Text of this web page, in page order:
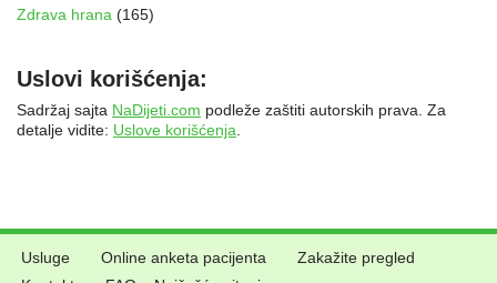
Zdrava hrana (165)
Uslovi korišćenja:
Sadržaj sajta NaDijeti.com podleže zaštiti autorskih prava. Za
detalje vidite: Uslove korišćenja
Usluge Online anketa pacijenta
Zakažite pregled